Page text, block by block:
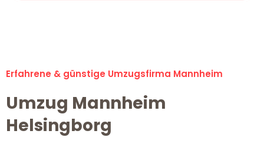
Erfahrene & günstige Umzugsfirma Mannheim
Umzug Mannheim
Helsingborg